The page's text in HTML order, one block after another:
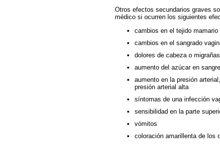
Otros efectos secundarios graves
médico si ocurren los siguientes
cambios en el tejido
cambios en el sangrado
dolores de cabeza o migrañas
aumento del azúcar en
aumento en la presión
presión arterial alta
síntomas de una infección
sensibilidad en la parte
vómitos
coloración amarillenta de los